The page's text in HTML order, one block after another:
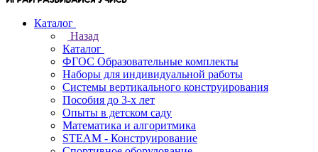
Каталог
Назад
Каталог
ФГОС Образовательные комплекты
Наборы для индивидуальной работы
Системы вертикального конструирования
Пособия до 3-х лет
Опыты в детском саду
Математика и алгоритмика
STEAM - Конструирование